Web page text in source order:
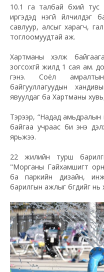
10.1 га талбай бүхий тус
иргэдэд үнэгүй
савлуур, алсыг харагч,
тоглоомуудтай аж.
Хартманы хэлж
зогсохгүй жилд 1 сая ам.
гэнэ. Соёл
байгууллагуудын
явуулдаг ба Хартманы хувьд
Тэрээр, “Надад амьдралын
байгаа учраас би энэ
ярьжээ.
22 жилийн турш
"Морганы Гайхамшигт
ба паркийн дизайн,
барилгын ажлыг бүгдийг нь